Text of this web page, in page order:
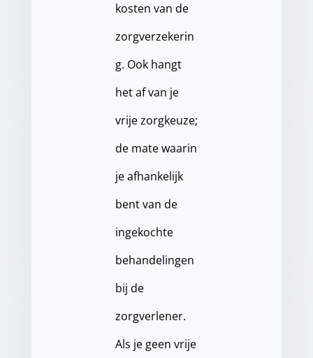
kosten van de
zorgverzekerin
g. Ook hangt
het af van je
vrije zorgkeuze;
de mate waarin
je afhankelijk
bent van de
ingekochte
behandelingen
bij de
zorgverlener.
Als je geen vrije